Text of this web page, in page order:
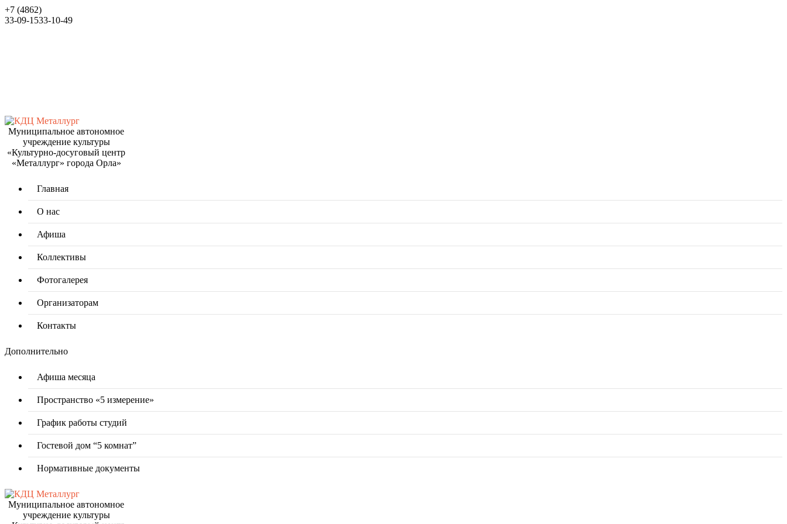
+7 (4862)
33-09-1533-10-49
Муниципальное автономное
учреждение культуры
«Культурно-досуговый центр
«Металлург» города Орла»
Главная
О нас
Афиша
Коллективы
Фотогалерея
Организаторам
Контакты
Дополнительно
Афиша месяца
Пространство «5 измерение»
График работы студий
Гостевой дом “5 комнат”
Нормативные документы
Муниципальное автономное
учреждение культуры